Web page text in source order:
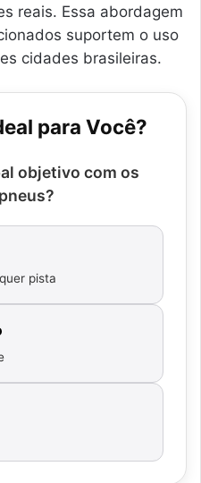
reais. Essa abordagem
suportem o uso
cidades brasileiras.
para Você?
objetivo com os
pista